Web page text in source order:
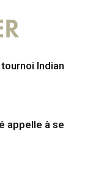
Indian
appelle à se